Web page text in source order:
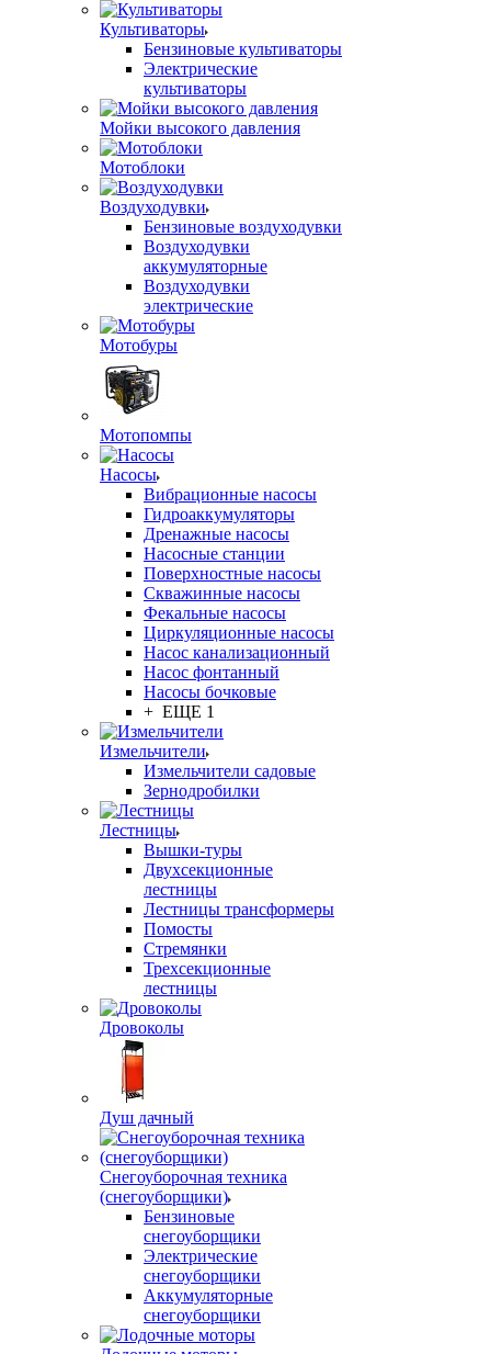
Культиваторы
Бензиновые культиваторы
Электрические
культиваторы
Мойки высокого давления
Мотоблоки
Воздуходувки
Бензиновые воздуходувки
Воздуходувки
аккумуляторные
Воздуходувки
электрические
Мотобуры
Мотопомпы
Насосы
Вибрационные насосы
Гидроаккумуляторы
Дренажные насосы
Насосные станции
Поверхностные насосы
Скважинные насосы
Фекальные насосы
Циркуляционные насосы
Насос канализационный
Насос фонтанный
Насосы бочковые
+ ЕЩЕ 1
Измельчители
Измельчители садовые
Зернодробилки
Лестницы
Вышки-туры
Двухсекционные
лестницы
Лестницы трансформеры
Помосты
Стремянки
Трехсекционные
лестницы
Дровоколы
Душ дачный
Снегоуборочная техника
(снегоуборщики)
Бензиновые
снегоуборщики
Электрические
снегоуборщики
Аккумуляторные
снегоуборщики